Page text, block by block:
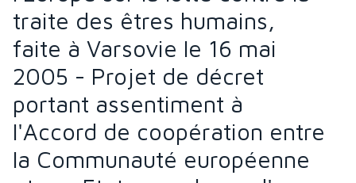
traite des êtres humains,
faite à Varsovie le 16 mai
2005 - Projet de décret
portant assentiment à
l'Accord de coopération entre
la Communauté européenne